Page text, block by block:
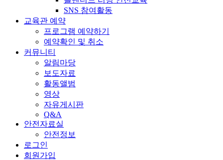
SNS 참여활동
교육관 예약
프로그램 예약하기
예약확인 및 취소
커뮤니티
알림마당
보도자료
활동앨범
영상
자유게시판
Q&A
안전자료실
안전정보
로그인
회원가입